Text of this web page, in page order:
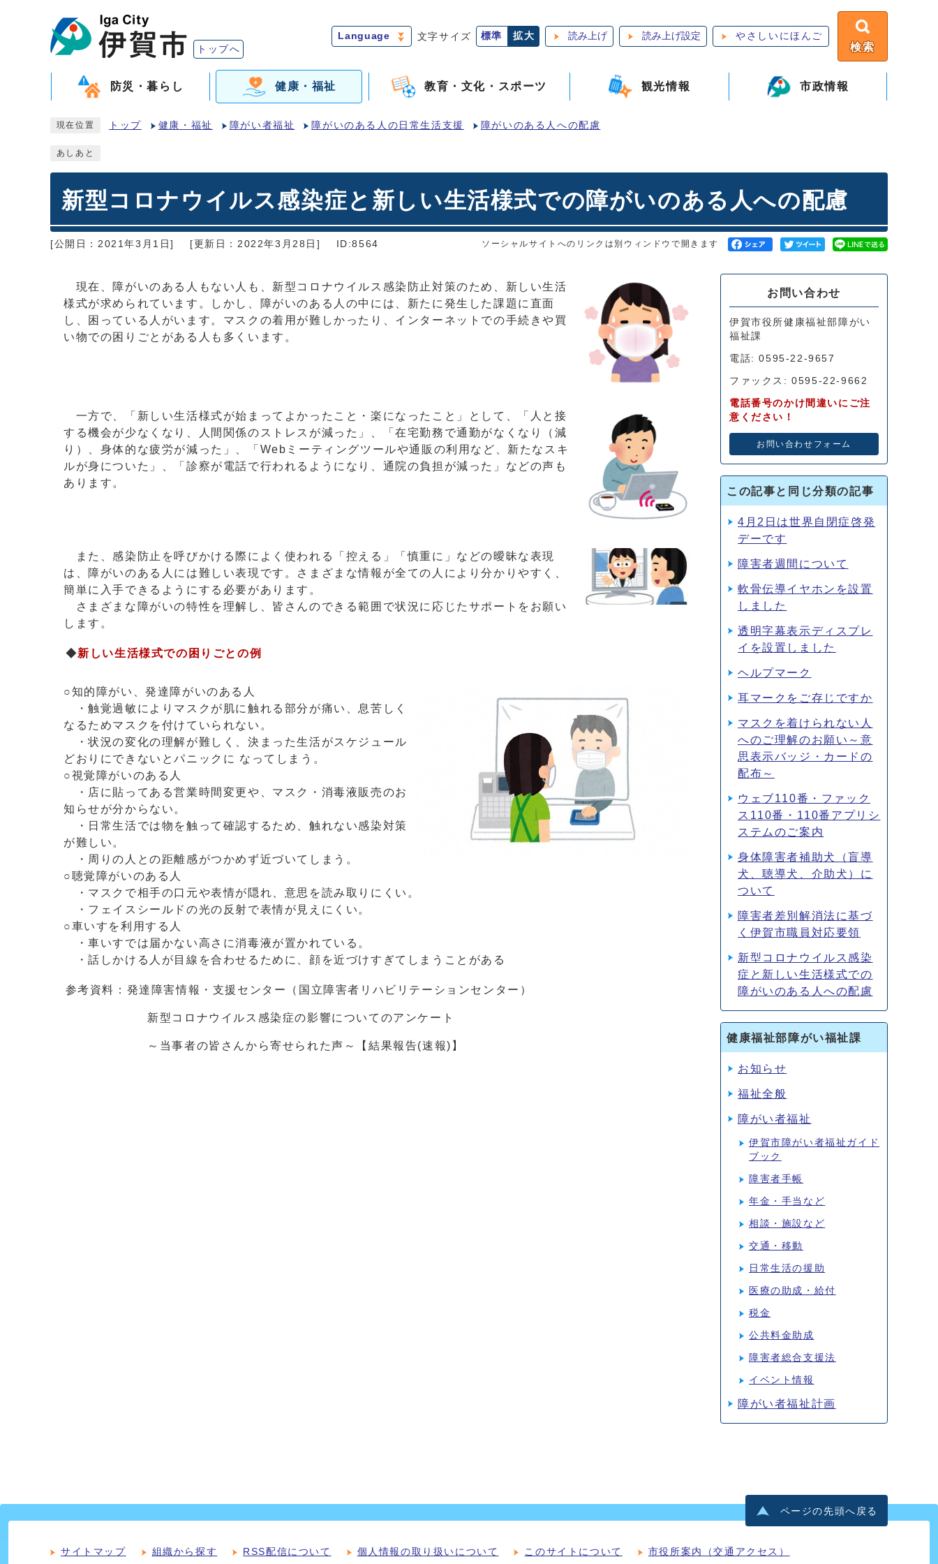
トップへ
Language 文字サイズ 標準 拡大 読み上げ 読み上げ設定 やさしいにほんご
検索
防災・暮らし 健康・福祉 教育・文化・スポーツ 観光情報 市政情報
現在位置 トップ 健康・福祉 障がい者福祉 障がいのある人の日常生活支援 障がいのある人への配慮
あしあと
新型コロナウイルス感染症と新しい生活様式での障がいのある人への配慮
[公開日：2021年3月1日] [更新日：2022年3月28日] ID:8564 ソーシャルサイトへのリンクは別ウィンドウで開きます
現在、障がいのある人もない人も、新型コロナウイルス感染防止対策のため、新しい生活
様式が求められています。しかし、障がいのある人の中には、新たに発生した課題に直面
し、困っている人がいます。マスクの着用が難しかったり、インターネットでの手続きや買
い物での困りごとがある人も多くいます。
一方で、「新しい生活様式が始まってよかったこと・楽になったこと」として、「人と接
する機会が少なくなり、人間関係のストレスが減った」、「在宅勤務で通勤がなくなり（減
り）、身体的な疲労が減った」、「Webミーティングツールや通販の利用など、新たなスキ
ルが身についた」、「診察が電話で行われるようになり、通院の負担が減った」などの声も
あります。
また、感染防止を呼びかける際によく使われる「控える」「慎重に」などの曖昧な表現
は、障がいのある人には難しい表現です。さまざまな情報が全ての人により分かりやすく、
簡単に入手できるようにする必要があります。
さまざまな障がいの特性を理解し、皆さんのできる範囲で状況に応じたサポートをお願い
します。
◆新しい生活様式での困りごとの例
○知的障がい、発達障がいのある人
・触覚過敏によりマスクが肌に触れる部分が痛い、息苦しく
なるためマスクを付けていられない。
・状況の変化の理解が難しく、決まった生活がスケジュール
どおりにできないとパニックに なってしまう。
○視覚障がいのある人
・店に貼ってある営業時間変更や、マスク・消毒液販売のお
知らせが分からない。
・日常生活では物を触って確認するため、触れない感染対策
が難しい。
・周りの人との距離感がつかめず近づいてしまう。
○聴覚障がいのある人
・マスクで相手の口元や表情が隠れ、意思を読み取りにくい。
・フェイスシールドの光の反射で表情が見えにくい。
○車いすを利用する人
・車いすでは届かない高さに消毒液が置かれている。
・話しかける人が目線を合わせるために、顔を近づけすぎてしまうことがある
参考資料：発達障害情報・支援センター（国立障害者リハビリテーションセンター）
新型コロナウイルス感染症の影響についてのアンケート
～当事者の皆さんから寄せられた声～【結果報告(速報)】
お問い合わせ
伊賀市役所健康福祉部障がい
福祉課
電話: 0595-22-9657
ファックス: 0595-22-9662
電話番号のかけ間違いにご注
意ください！
お問い合わせフォーム
この記事と同じ分類の記事
4月2日は世界自閉症啓発
デーです
障害者週間について
軟骨伝導イヤホンを設置
しました
透明字幕表示ディスプレ
イを設置しました
ヘルプマーク
耳マークをご存じですか
マスクを着けられない人
へのご理解のお願い～意
思表示バッジ・カードの
配布～
ウェブ110番・ファック
ス110番・110番アプリシ
ステムのご案内
身体障害者補助犬（盲導
犬、聴導犬、介助犬）に
ついて
障害者差別解消法に基づ
く伊賀市職員対応要領
新型コロナウイルス感染
症と新しい生活様式での
障がいのある人への配慮
健康福祉部障がい福祉課
お知らせ
福祉全般
障がい者福祉
伊賀市障がい者福祉ガイド
ブック
障害者手帳
年金・手当など
相談・施設など
交通・移動
日常生活の援助
医療の助成・給付
税金
公共料金助成
障害者総合支援法
イベント情報
障がい者福祉計画
ページの先頭へ戻る
サイトマップ 組織から探す RSS配信について 個人情報の取り扱いについて このサイトについて 市役所案内（交通アクセス）